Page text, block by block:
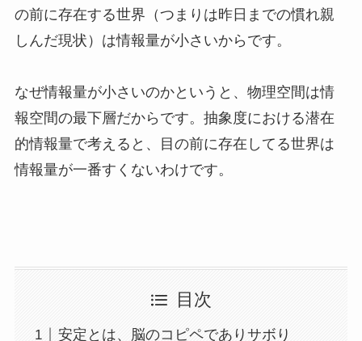
の前に存在する世界（つまりは昨日までの慣れ親
しんだ現状）は情報量が小さいからです。
なぜ情報量が小さいのかというと、物理空間は情
報空間の最下層だからです。抽象度における潜在
的情報量で考えると、目の前に存在してる世界は
情報量が一番すくないわけです。
目次
安定とは、脳のコピペでありサボり